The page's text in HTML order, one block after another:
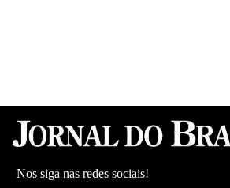
Nos siga nas redes sociais!